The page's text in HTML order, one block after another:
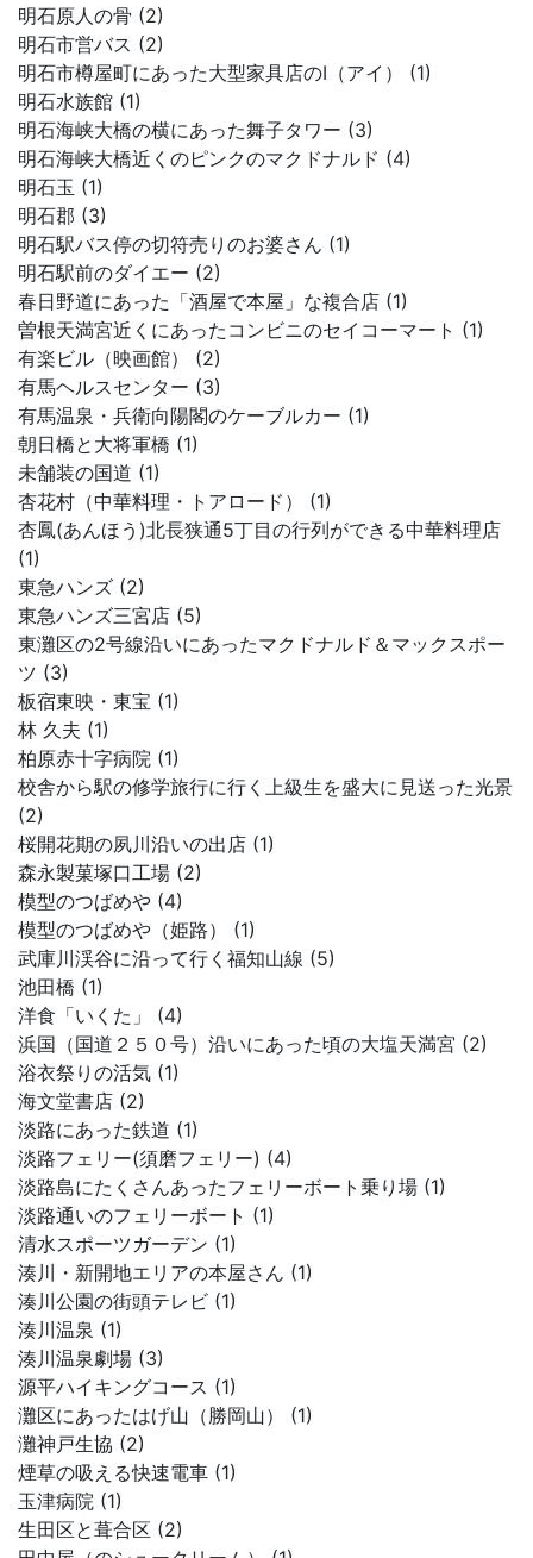
明石原人の骨 (2)
明石市営バス (2)
明石市樽屋町にあった大型家具店のI（アイ） (1)
明石水族館 (1)
明石海峡大橋の横にあった舞子タワー (3)
明石海峡大橋近くのピンクのマクドナルド (4)
明石玉 (1)
明石郡 (3)
明石駅バス停の切符売りのお婆さん (1)
明石駅前のダイエー (2)
春日野道にあった「酒屋で本屋」な複合店 (1)
曽根天満宮近くにあったコンビニのセイコーマート (1)
有楽ビル（映画館） (2)
有馬ヘルスセンター (3)
有馬温泉・兵衛向陽閣のケーブルカー (1)
朝日橋と大将軍橋 (1)
未舗装の国道 (1)
杏花村（中華料理・トアロード） (1)
杏鳳(あんほう)北長狭通5丁目の行列ができる中華料理店
(1)
東急ハンズ (2)
東急ハンズ三宮店 (5)
東灘区の2号線沿いにあったマクドナルド＆マックスポー
ツ (3)
板宿東映・東宝 (1)
林 久夫 (1)
柏原赤十字病院 (1)
校舎から駅の修学旅行に行く上級生を盛大に見送った光景
(2)
桜開花期の夙川沿いの出店 (1)
森永製菓塚口工場 (2)
模型のつばめや (4)
模型のつばめや（姫路） (1)
武庫川渓谷に沿って行く福知山線 (5)
池田橋 (1)
洋食「いくた」 (4)
浜国（国道２５０号）沿いにあった頃の大塩天満宮 (2)
浴衣祭りの活気 (1)
海文堂書店 (2)
淡路にあった鉄道 (1)
淡路フェリー(須磨フェリー) (4)
淡路島にたくさんあったフェリーボート乗り場 (1)
淡路通いのフェリーボート (1)
清水スポーツガーデン (1)
湊川・新開地エリアの本屋さん (1)
湊川公園の街頭テレビ (1)
湊川温泉 (1)
湊川温泉劇場 (3)
源平ハイキングコース (1)
灘区にあったはげ山（勝岡山） (1)
灘神戸生協 (2)
煙草の吸える快速電車 (1)
玉津病院 (1)
生田区と葺合区 (2)